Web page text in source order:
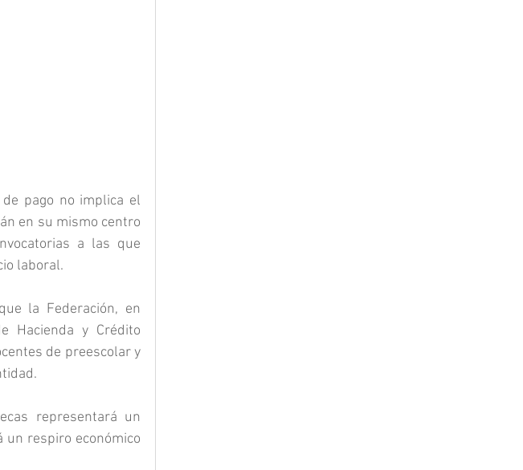
pago no implica el
en su mismo centro
a las que
laboral.
la Federación, en
Hacienda y Crédito
de preescolar y
representará un
respiro económico